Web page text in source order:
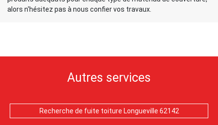
alors n'hésitez pas à nous confier vos travaux.
Autres services
Recherche de fuite toiture Longueville 62142